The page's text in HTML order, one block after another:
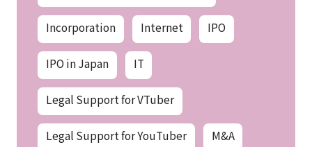
Incorporation Internet IPO
IPO in Japan IT
Legal Support for VTuber
Legal Support for YouTuber M&A